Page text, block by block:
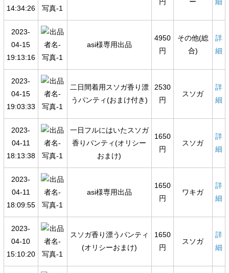
14:34:26
円
ー
細
2023-
04-15
19:13:16
asi様専用出品
4950
円
その他(総
合)
詳
細
2023-
04-15
19:03:33
二日間着用スソガ香り漂
うパンティ(おまけ付き)
2530
円
スソガ
詳
細
2023-
04-11
18:13:38
一日フルにはいたスソガ
香りパンティ(オリシー
おまけ)
1650
円
スソガ
詳
細
2023-
04-11
18:09:55
asi様専用出品
1650
円
ワキガ
詳
細
2023-
04-10
15:10:20
スソガ香り漂うパンティ
(オリシーおまけ)
1650
円
スソガ
詳
細